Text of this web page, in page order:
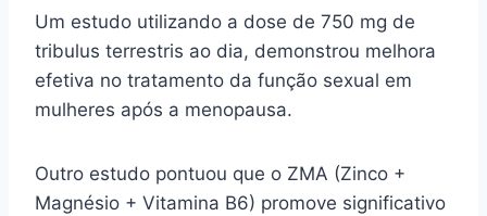
Um estudo utilizando a dose de 750 mg de
tribulus terrestris ao dia, demonstrou melhora
efetiva no tratamento da função sexual em
mulheres após a menopausa.
Outro estudo pontuou que o ZMA (Zinco +
Magnésio + Vitamina B6) promove significativo